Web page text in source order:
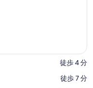
‪徒歩 4 分‬
‪徒歩 7 分‬